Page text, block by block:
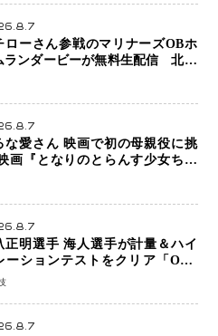
ローさん参戦のマリナーズOBホ
ランダービーが無料生配信 北米
ではの“魅せる興行”に世界が注目
な愛さん 映画で初の母親役に挑
画『となりのとらんす少女ちゃ
11月7日公開 未来の自分との対話
正明選手 海人選手が計量＆ハイ
ーションテストをクリア「ONE
2」決戦へ万全の準備整う